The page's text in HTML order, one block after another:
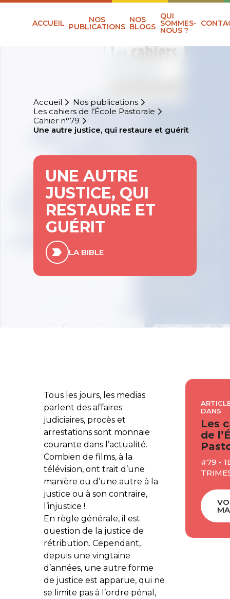
ACCUEIL NOS
PUBLICATIONS
NOS
BLOGS
QUI
SOMMES-
NOUS ?
Accueil
Nos publications
Les cahiers de l’École Pastorale
Cahier n°79
Une autre justice, qui restaure et guérit
UNE AUTRE
JUSTICE, QUI
RESTAURE ET
GUÉRIT
LA BIBLE
Tous les jours, les medias
parlent des affaires
judiciaires, procès et
arrestations sont monnaie
courante dans l’actualité.
Combien de films, à la
télévision, ont trait d’une
manière ou d’une autre à la
justice ou à son contraire,
l’injustice !
En règle générale, il est
question de la justice de
rétribution. Cependant,
depuis une vingtaine
d’années, une autre forme
de justice est apparue, qui ne
se limite pas à l’ordre pénal,
DANS
Les
de
#79 -